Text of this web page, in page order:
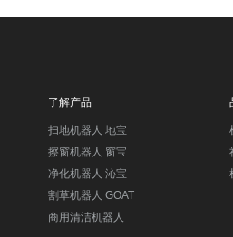
了解产品
扫地机器人 地宝
擦窗机器人 窗宝
净化机器人 沁宝
割草机器人 GOAT
商用清洁机器人